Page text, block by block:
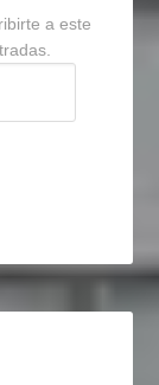
a este